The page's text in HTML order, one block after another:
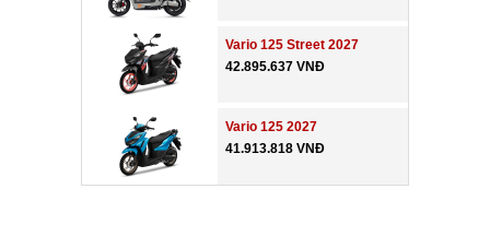
Vario 125 Street 2027
42.895.637 VNĐ
Vario 125 2027
41.913.818 VNĐ